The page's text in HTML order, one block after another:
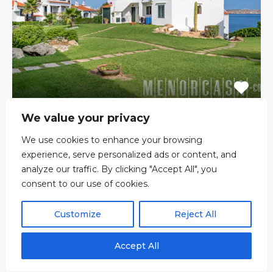
We value your privacy
We use cookies to enhance your browsing
experience, serve personalized ads or content, and
analyze our traffic. By clicking "Accept All", you
consent to our use of cookies.
Customize Reject All
Accept All
Appartement au rez-de-chaussée à
Playas de Fornells
MAGNIFIQUE APPARTEMENT 2 CHAMBRES AVEC
PISCINE COMMUNE ET VUE MER…
265,000€